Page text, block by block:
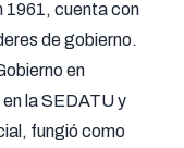
1961, cuenta con
de gobierno.
en
la SEDATU y
fungió como